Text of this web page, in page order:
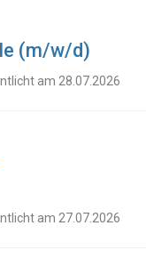
(m/w/d)
am 28.07.2026
am 27.07.2026